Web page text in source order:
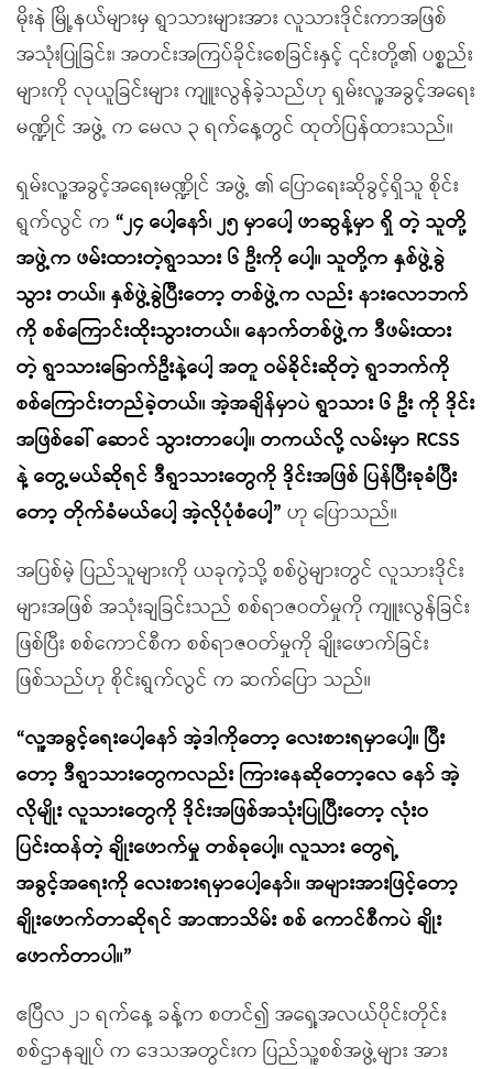
မိုးနဲ မြို့နယ်များမှ ရွာသားများအား လူသားဒိုင်းကာအဖြစ်
အသုံးပြုခြင်း၊ အတင်းအကြပ်ခိုင်းစေခြင်းနှင့် ၎င်းတို့၏ ပစ္စည်း
များကို လုယူခြင်းများ ကျူးလွန်ခဲ့သည်ဟု ရှမ်းလူ့အခွင့်အရေး
မဏ္ဍိုင် အဖွဲ့ က မေလ ၃ ရက်နေ့တွင် ထုတ်ပြန်ထားသည်။
ရှမ်းလူ့အခွင့်အရေးမဏ္ဍိုင် အဖွဲ့ ၏ ပြောရေးဆိုခွင့်ရှိသူ စိုင်း
ရွက်လွင် က “၂၄ ပေါ့နော်၊ ၂၅ မှာပေါ့ ဖာဆွန့်မှာ ရှိ တဲ့ သူတို့
အဖွဲ့က ဖမ်းထားတဲ့ရွာသား ၆ ဦးကို ပေါ့။ သူတို့က နှစ်ဖွဲ့ခွဲ
သွား တယ်။ နှစ်ဖွဲ့ခွဲပြီးတော့ တစ်ဖွဲ့က လည်း နားလောဘက်
ကို စစ်ကြောင်းထိုးသွားတယ်။ နောက်တစ်ဖွဲ့က ဒီဖမ်းထား
တဲ့ ရွာသားခြောက်ဦးနဲ့ပေါ့ အတူ ဝမ်ခိုင်းဆိုတဲ့ ရွာဘက်ကို
စစ်ကြောင်းတည်ခဲ့တယ်။ အဲ့အချိန်မှာပဲ ရွာသား ၆ ဦး ကို ဒိုင်း
အဖြစ်ခေါ် ဆောင် သွားတာပေါ့။ တကယ်လို့ လမ်းမှာ RCSS
နဲ့ တွေ့မယ်ဆိုရင် ဒီရွာသားတွေကို ဒိုင်းအဖြစ် ပြန်ပြီးခုခံပြီး
တော့ တိုက်ခံမယ်ပေါ့ အဲ့လိုပုံစံပေါ့” ဟု ပြောသည်။
အပြစ်မဲ့ ပြည်သူများကို ယခုကဲ့သို့ စစ်ပွဲများတွင် လူသားဒိုင်း
များအဖြစ် အသုံးချခြင်းသည် စစ်ရာဇဝတ်မှုကို ကျူးလွန်ခြင်း
ဖြစ်ပြီး စစ်ကောင်စီက စစ်ရာဇဝတ်မှုကို ချိုးဖောက်ခြင်း
ဖြစ်သည်ဟု စိုင်းရွက်လွင် က ဆက်ပြော သည်။
“လူ့အခွင့်ရေးပေါ့နော် အဲ့ဒါကိုတော့ လေးစားရမှာပေါ့။ ပြီး
တော့ ဒီရွာသားတွေကလည်း ကြားနေဆိုတော့လေ နော် အဲ့
လိုမျိုး လူသားတွေကို ဒိုင်းအဖြစ်အသုံးပြုပြီးတော့ လုံးဝ
ပြင်းထန်တဲ့ ချိုးဖောက်မှု တစ်ခုပေါ့။ လူသား တွေရဲ့
အခွင့်အရေးကို လေးစားရမှာပေါ့နော်။ အများအားဖြင့်တော့
ချိုးဖောက်တာဆိုရင် အာဏာသိမ်း စစ် ကောင်စီကပဲ ချိုး
ဖောက်တာပါ။”
ဧပြီလ ၂၁ ရက်နေ့ ခန့်က စတင်၍ အရှေ့အလယ်ပိုင်းတိုင်း
စစ်ဌာနချုပ် က ဒေသအတွင်းက ပြည်သူ့စစ်အဖွဲ့များ အား